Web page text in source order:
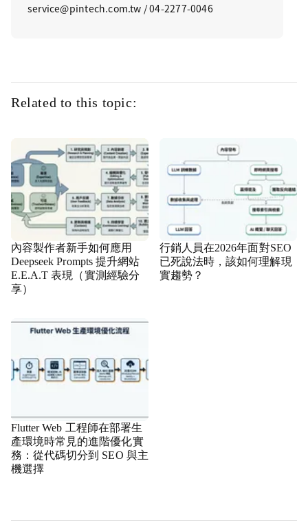
service@pintech.com.tw / 04-2277-0046
Related to this topic:
內容製作者新手如何應用
Deepseek Prompts 提升網站
E.E.A.T 表現（實測經驗分
享）
行銷人員在2026年面對SEO
已死說法時，該如何理解現
實趨勢？
Flutter Web 工程師在部署生
產環境時常見的進階優化實
務：從代碼切分到 SEO 與主
機選擇